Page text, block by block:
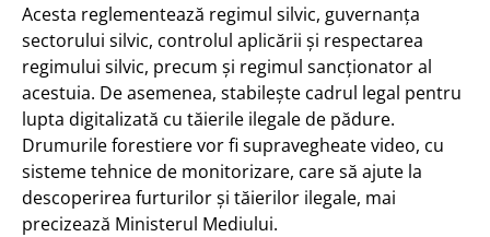
Acesta reglementează regimul silvic, guvernanța
sectorului silvic, controlul aplicării și respectarea
regimului silvic, precum și regimul sancționator al
acestuia. De asemenea, stabilește cadrul legal pentru
lupta digitalizată cu tăierile ilegale de pădure.
Drumurile forestiere vor fi supravegheate video, cu
sisteme tehnice de monitorizare, care să ajute la
descoperirea furturilor și tăierilor ilegale, mai
precizează Ministerul Mediului.